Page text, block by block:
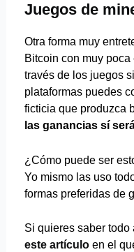
Juegos de
Otra forma muy
Bitcoin con muy
través de los juegos
plataformas puedes
ficticia que produzca
las ganancias sí
¿Cómo puede ser
Yo mismo las uso
formas preferidas de
Si quieres saber
este artículoen el